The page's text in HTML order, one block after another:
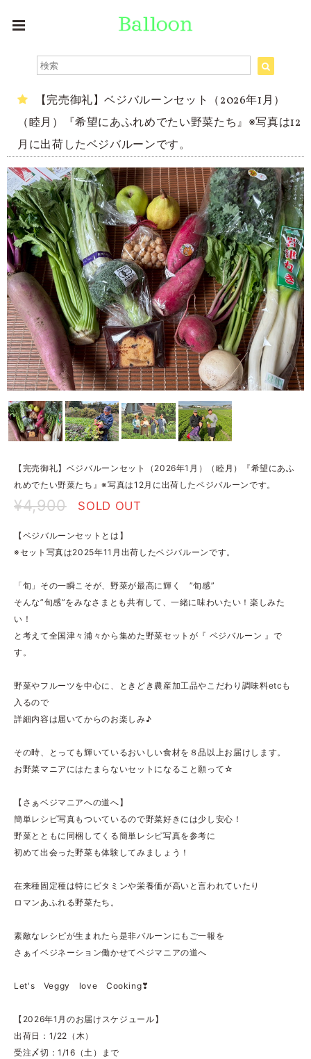
【完売御礼】ベジバルーンセット（2026年1月）
（睦月）『希望にあふれめでたい野菜たち』※写真は12
月に出荷したベジバルーンです。
【完売御礼】ベジバルーンセット（2026年1月）（睦月）『希望にあふ
れめでたい野菜たち』※写真は12月に出荷したベジバルーンです。
¥4,900 SOLD OUT
【ベジバルーンセットとは】
※セット写真は2025年11月出荷したベジバルーンです。
「旬」その一瞬こそが、野菜が最高に輝く ”旬感”
そんな”旬感”をみなさまとも共有して、一緒に味わいたい！楽しみた
い！
と考えて全国津々浦々から集めた野菜セットが『 ベジバルーン 』で
す。
野菜やフルーツを中心に、ときどき農産加工品やこだわり調味料etcも
入るので
詳細内容は届いてからのお楽しみ♪
その時、とっても輝いているおいしい食材を８品以上お届けします。
お野菜マニアにはたまらないセットになること願って☆
【さぁベジマニアへの道へ】
簡単レシピ写真もついているので野菜好きには少し安心！
野菜とともに同梱してくる簡単レシピ写真を参考に
初めて出会った野菜も体験してみましょう！
在来種固定種は特にビタミンや栄養価が高いと言われていたり
ロマンあふれる野菜たち。
素敵なレシピが生まれたら是非バルーンにもご一報を
さぁイベジネーション働かせてベジマニアの道へ
Let's Veggy love Cooking❣
【2026年1月のお届けスケジュール】
出荷日：1/22（木）
受注〆切：1/16（土）まで